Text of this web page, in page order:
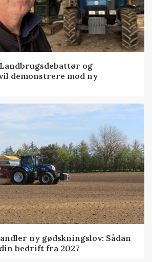
og
demonstrere mod ny
ny gødskningslov: Sådan
bedrift fra 2027